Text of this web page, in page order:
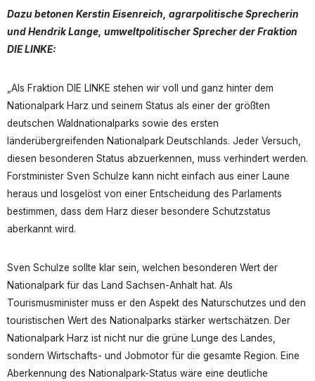
Dazu betonen Kerstin Eisenreich, agrarpolitische Sprecherin
und Hendrik Lange, umweltpolitischer Sprecher der Fraktion
DIE LINKE:
„Als Fraktion DIE LINKE stehen wir voll und ganz hinter dem
Nationalpark Harz und seinem Status als einer der größten
deutschen Waldnationalparks sowie des ersten
länderübergreifenden Nationalpark Deutschlands. Jeder Versuch,
diesen besonderen Status abzuerkennen, muss verhindert werden.
Forstminister Sven Schulze kann nicht einfach aus einer Laune
heraus und losgelöst von einer Entscheidung des Parlaments
bestimmen, dass dem Harz dieser besondere Schutzstatus
aberkannt wird.
Sven Schulze sollte klar sein, welchen besonderen Wert der
Nationalpark für das Land Sachsen-Anhalt hat. Als
Tourismusminister muss er den Aspekt des Naturschutzes und den
touristischen Wert des Nationalparks stärker wertschätzen. Der
Nationalpark Harz ist nicht nur die grüne Lunge des Landes,
sondern Wirtschafts- und Jobmotor für die gesamte Region. Eine
Aberkennung des Nationalpark-Status wäre eine deutliche